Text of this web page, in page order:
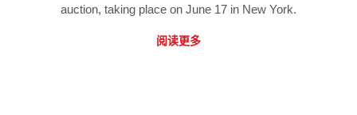
auction, taking place on June 17 in New York.
阅读更多